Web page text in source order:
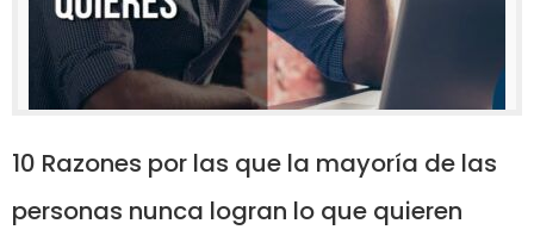
10 Razones por las que la mayoría de las
personas nunca logran lo que quieren